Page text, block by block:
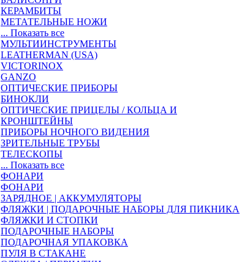
КЕРАМБИТЫ
МЕТАТЕЛЬНЫЕ НОЖИ
... Показать все
МУЛЬТИИНСТРУМЕНТЫ
LEATHERMAN (USA)
VICTORINOX
GANZO
ОПТИЧЕСКИЕ ПРИБОРЫ
БИНОКЛИ
ОПТИЧЕСКИЕ ПРИЦЕЛЫ / КОЛЬЦА И
КРОНШТЕЙНЫ
ПРИБОРЫ НОЧНОГО ВИДЕНИЯ
ЗРИТЕЛЬНЫЕ ТРУБЫ
ТЕЛЕСКОПЫ
... Показать все
ФОНАРИ
ФОНАРИ
ЗАРЯДНОЕ | АККУМУЛЯТОРЫ
ФЛЯЖКИ | ПОДАРОЧНЫЕ НАБОРЫ ДЛЯ ПИКНИКА
ФЛЯЖКИ И СТОПКИ
ПОДАРОЧНЫЕ НАБОРЫ
ПОДАРОЧНАЯ УПАКОВКА
ПУЛЯ В СТАКАНЕ